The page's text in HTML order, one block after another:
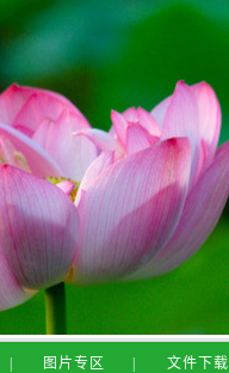
图片专区 文件下载